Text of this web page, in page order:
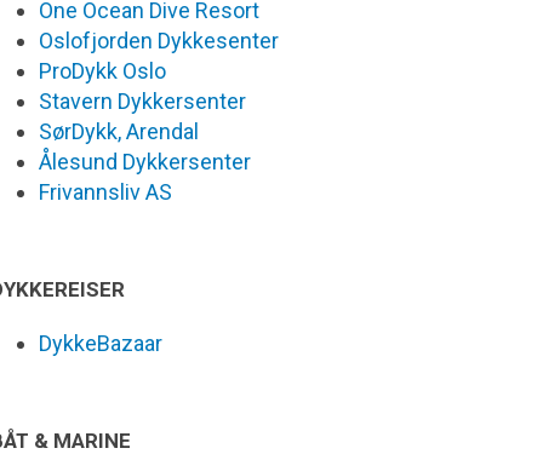
One Ocean Dive Resort
Oslofjorden Dykkesenter
ProDykk Oslo
Stavern Dykkersenter
SørDykk, Arendal
Ålesund Dykkersenter
Frivannsliv AS
DykkeBazaar
& MARINE